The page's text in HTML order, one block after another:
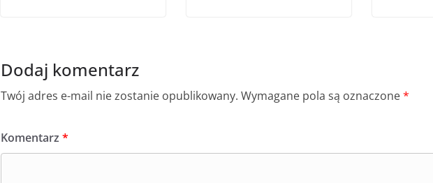
Dodaj komentarz
Twój adres e-mail nie zostanie opublikowany. Wymagane pola są oznaczone*
Komentarz *